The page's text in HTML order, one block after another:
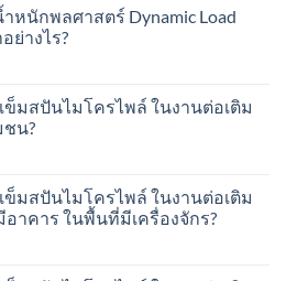
หนักพลศาสตร์ Dynamic Load
ย่างไร?
ข็มสปันไมโครไพล์ ในงานต่อเติม
ชน?
ข็มสปันไมโครไพล์ ในงานต่อเติม
าคาร ในพื้นที่มีเครื่องจักร?